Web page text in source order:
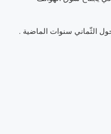
الثّماني سنوات الماضية .